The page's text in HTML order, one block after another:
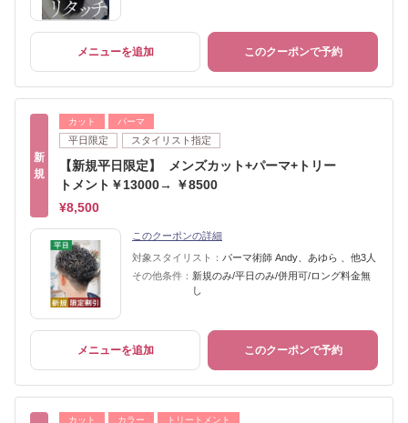
メニューを追加 このクーポンで予約
新
規
カット パーマ
平日限定 スタイリスト指定
【新規平日限定】 メンズカット+パーマ+トリー
トメント￥13000→ ￥8500
¥8,500
このクーポンの詳細
対象スタイリスト： パーマ術師 Andy、あゆら 、他3人
その他条件： 新規のみ/平日のみ/併用可/ロング料金無
し
メニューを追加 このクーポンで予約
カット カラー トリートメント